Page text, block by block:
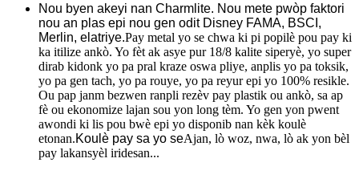
Nou byen akeyi nan Charmlite. Nou mete pwòp faktori
nou an plas epi nou gen odit Disney FAMA, BSCI,
Merlin, elatriye.Pay metal yo se chwa ki pi popilè pou pay ki
ka itilize ankò. Yo fèt ak asye pur 18/8 kalite siperyè, yo super
dirab kidonk yo pa pral kraze oswa pliye, anplis yo pa toksik,
yo pa gen tach, yo pa rouye, yo pa reyur epi yo 100% resikle.
Ou pap janm bezwen ranpli rezèv pay plastik ou ankò, sa ap
fè ou ekonomize lajan sou yon long tèm. Yo gen yon pwent
awondi ki lis pou bwè epi yo disponib nan kèk koulè
etonan.Koulè pay sa yo seAjan, lò woz, nwa, lò ak yon bèl
pay lakansyèl iridesan...